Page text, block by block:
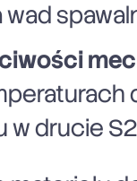
w drucie